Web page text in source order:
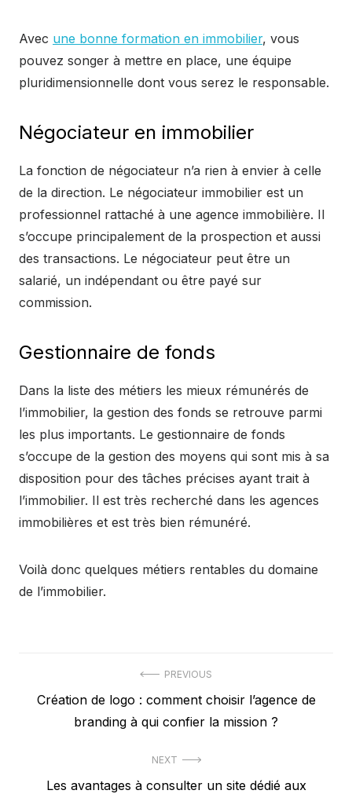
Avec une bonne formation en immobilier, vous
pouvez songer à mettre en place, une équipe
pluridimensionnelle dont vous serez le responsable.
Négociateur en immobilier
La fonction de négociateur n’a rien à envier à celle
de la direction. Le négociateur immobilier est un
professionnel rattaché à une agence immobilière. Il
s’occupe principalement de la prospection et aussi
des transactions. Le négociateur peut être un
salarié, un indépendant ou être payé sur
commission.
Gestionnaire de fonds
Dans la liste des métiers les mieux rémunérés de
l’immobilier, la gestion des fonds se retrouve parmi
les plus importants. Le gestionnaire de fonds
s’occupe de la gestion des moyens qui sont mis à sa
disposition pour des tâches précises ayant trait à
l’immobilier. Il est très recherché dans les agences
immobilières et est très bien rémunéré.
Voilà donc quelques métiers rentables du domaine
de l’immobilier.
de
PREVIOUS
Previous
Création de logo : comment choisir l’agence de
branding à qui confier la mission ?
NEXT
NextLes avantages à consulter un site dédié aux